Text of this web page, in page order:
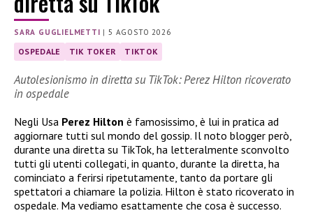
SARA GUGLIELMETTI |5 AGOSTO 2026
OSPEDALE TIK TOKER TIKTOK
Autolesionismo in diretta su TikTok: Perez Hilton ricoverato
in ospedale
Negli Usa Perez Hilton è famosissimo, è lui in pratica ad
aggiornare tutti sul mondo del gossip. Il noto blogger però,
durante una diretta su TikTok, ha letteralmente sconvolto
tutti gli utenti collegati, in quanto, durante la diretta, ha
cominciato a ferirsi ripetutamente, tanto da portare gli
spettatori a chiamare la polizia. Hilton è stato ricoverato in
ospedale. Ma vediamo esattamente che cosa è successo.